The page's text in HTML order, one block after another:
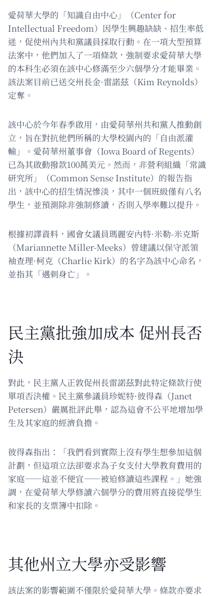
愛荷華大學的「知識自由中心」（Center for
Intellectual Freedom）因學生興趣缺缺、招生率低
迷，促使州內共和黨議員採取行動。在一項大型預算
法案中，他們加入了一項條款，強制要求愛荷華大學
的本科生必須在該中心修滿至少六個學分才能畢業。
該法案目前已送交州長金·雷諾茲（Kim Reynolds）
定奪。
該中心於今年春季啟用，由愛荷華州共和黨人推動創
立，旨在對抗他們所稱的大學校園內的「自由派灌
輸」。愛荷華州董事會（Iowa Board of Regents）
已為其啟動撥款100萬美元。然而，非營利組織「常識
研究所」（Common Sense Institute）的報告指
出，該中心的招生情況慘淡，其中一個班級僅有八名
學生，並預測除非強制修讀，否則入學率難以提升。
根據初譯資料，國會女議員瑪麗安內特·米勒-米克斯
（Mariannette Miller-Meeks）曾建議以保守派領
袖查理·柯克（Charlie Kirk）的名字為該中心命名，
並指其「遇刺身亡」。
民主黨批強加成本 促州長否
決
對此，民主黨人正敦促州長雷諾茲對此特定條款行使
單項否決權。民主黨參議員珍妮特·彼得森（Janet
Petersen）嚴厲批評此舉，認為這會不公平地增加學
生及其家庭的經濟負擔。
彼得森指出：「我們看到實際上沒有學生想參加這個
計劃，但這項立法卻要求為子女支付大學教育費用的
家庭——這並不便宜——被迫修讀這些課程。」她強
調，在愛荷華大學修讀六個學分的費用將直接從學生
和家長的支票簿中扣除。
其他州立大學亦受影響
該法案的影響範圍不僅限於愛荷華大學。條款亦要求